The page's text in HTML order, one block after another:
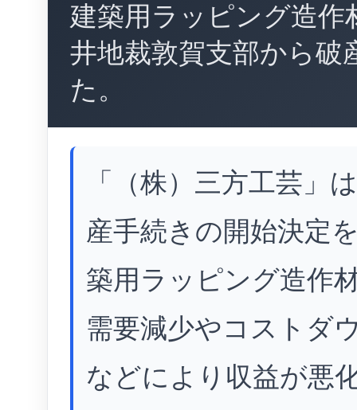
建築用ラッピング造
井地裁敦賀支部から破
た。
「（株）三方工芸」
産手続きの開始決定
築用ラッピング造作
需要減少やコストダ
などにより収益が悪